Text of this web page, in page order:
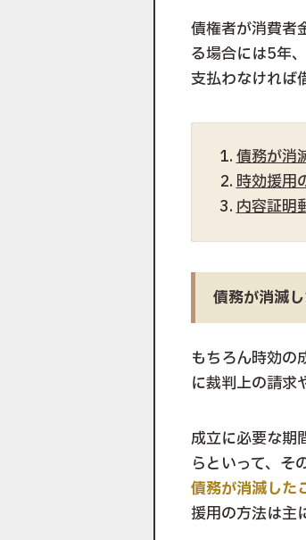
債権者が消費者
る場合には5年
支払わなければ
債務が消
時効援用
内容証明
債務が消滅
もちろん時効の
に裁判上の請求
成立に必要な期
らといって、そ
債務が消滅した
援用の方法は主